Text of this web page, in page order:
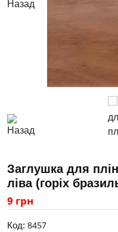
Заглушка для
ліва (горіх
9 грн
Код: 8457